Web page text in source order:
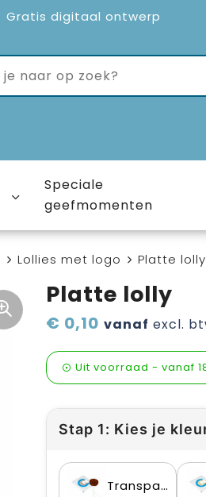
Gratis digitaal ontwerp
Speciale
geefmomenten
Lollies met logo Platte lolly
Platte lolly
€ 0,10 vanaf excl.
Uit voorraad - vanaf
Stap 1: Kies je
Transparant/Bruin